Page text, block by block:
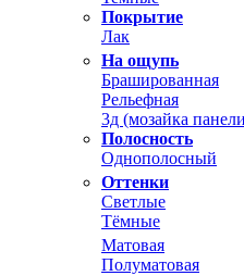
Покрытие
Лак
На ощупь
Брашированная
Рельефная
3д (мозайка
Полосность
Однополосный
Оттенки
Светлые
Тёмные
Матовая
Полуматовая